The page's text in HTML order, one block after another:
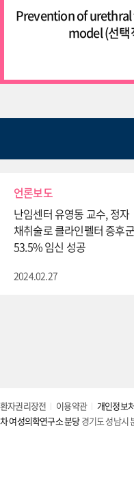
Prevention of
model (선택
언론보도
난임센터 유영동 교수, 정자
채취술로 클라인펠터 증후
53.5% 임신 성공
2024.02.27
환자권리장전 이용약관 개인정보
차 여성의학연구소 분당경기도 성남시